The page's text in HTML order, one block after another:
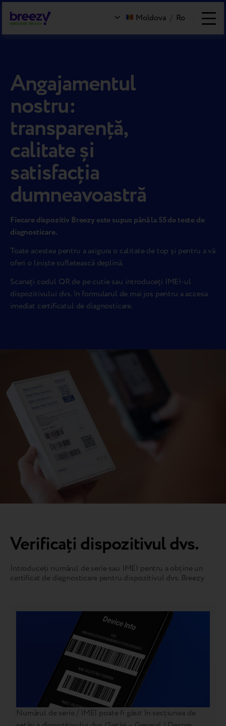
Moldova / Ro
Angajamentul
nostru:
transparență,
calitate și
satisfacția
dumneavoastră
Fiecare dispozitiv Breezy este supus până la 55 de teste de
diagnosticare.
Toate acestea pentru a asigura o calitate de top și pentru a vă
oferi o liniște sufletească deplină.
Scanați codul QR de pe cutie sau introduceți IMEI-ul
dispozitivului dvs. în formularul de mai jos pentru a accesa
imediat certificatul de diagnosticare.
Verificați dispozitivul dvs.
Introduceți numărul de serie sau IMEI pentru a obține un
certificat de diagnosticare pentru dispozitivul dvs. Breezy
Numărul de serie / IMEI poate fi găsit în secțiunea de